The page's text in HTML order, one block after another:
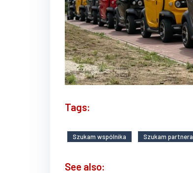
Tags:
Szukam wspólnika Szukam partnera
See also: